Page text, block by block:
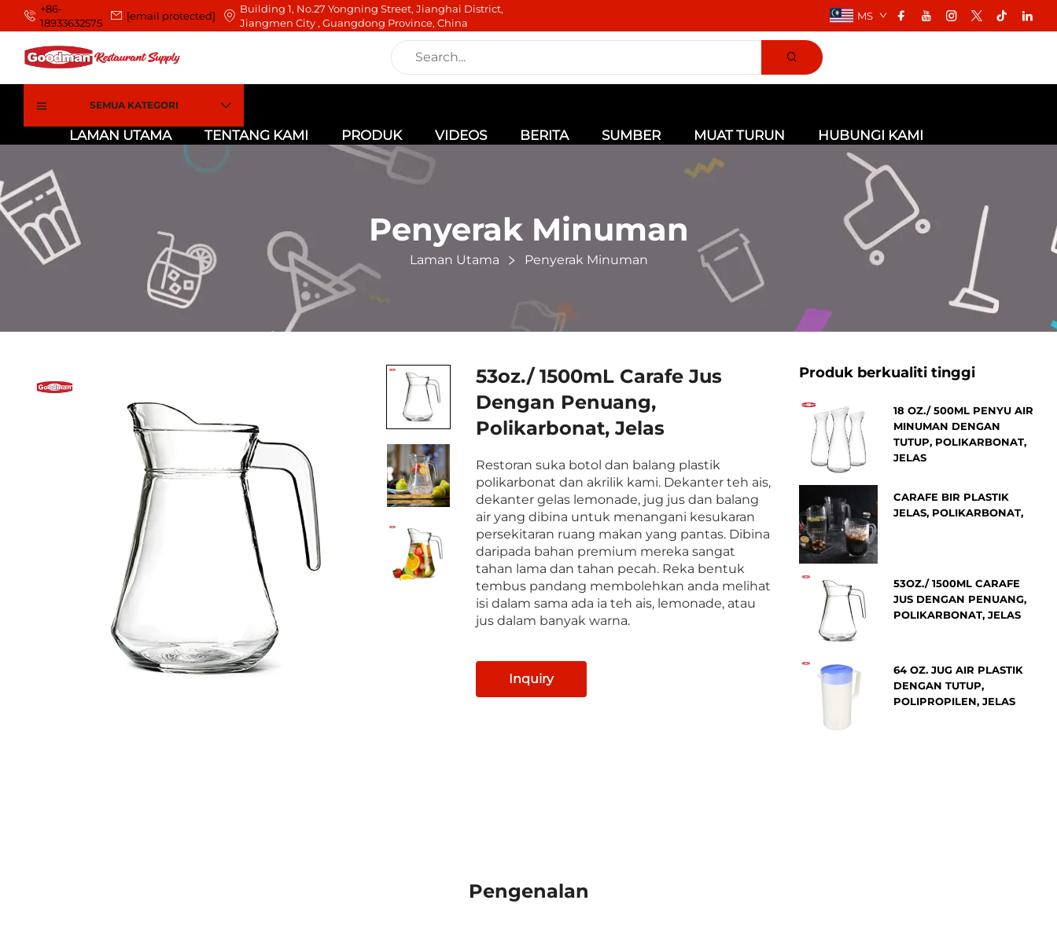
+86-
18933632575
[email protected]
Building 1, No.27 Yongning Street, Jianghai District,
Jiangmen City , Guangdong Province, China
MS
SEMUA KATEGORI
LAMAN UTAMA TENTANG KAMI PRODUK VIDEOS BERITA SUMBER MUAT TURUN HUBUNGI KAMI
Penyerak Minuman
Laman Utama Penyerak Minuman
53oz./ 1500mL Carafe Jus
Dengan Penuang,
Polikarbonat, Jelas
Restoran suka botol dan balang plastik
polikarbonat dan akrilik kami. Dekanter teh ais,
dekanter gelas lemonade, jug jus dan balang
air yang dibina untuk menangani kesukaran
persekitaran ruang makan yang pantas. Dibina
daripada bahan premium mereka sangat
tahan lama dan tahan pecah. Reka bentuk
tembus pandang membolehkan anda melihat
isi dalam sama ada ia teh ais, lemonade, atau
jus dalam banyak warna.
Inquiry
Produk berkualiti tinggi
18 OZ./ 500ML PENYU AIR
MINUMAN DENGAN
TUTUP, POLIKARBONAT,
JELAS
CARAFE BIR PLASTIK
JELAS, POLIKARBONAT,
53OZ./ 1500ML CARAFE
JUS DENGAN PENUANG,
POLIKARBONAT, JELAS
64 OZ. JUG AIR PLASTIK
DENGAN TUTUP,
POLIPROPILEN, JELAS
Pengenalan